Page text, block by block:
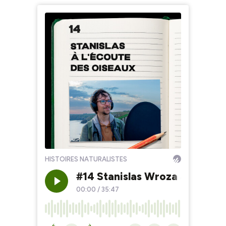
HISTOIRES NATURALISTES
#14 Stanislas Wroza à
00:00 / 35:47